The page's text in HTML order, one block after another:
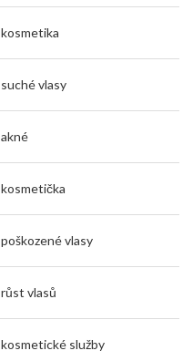
kosmetika
suché vlasy
akné
kosmetička
poškozené vlasy
růst vlasů
kosmetické služby